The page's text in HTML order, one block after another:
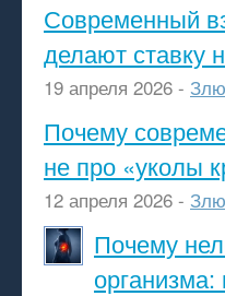
Современный
делают ставку
19 апреля 2026 -
Почему
не про «уколы
12 апреля 2026 -
Почему